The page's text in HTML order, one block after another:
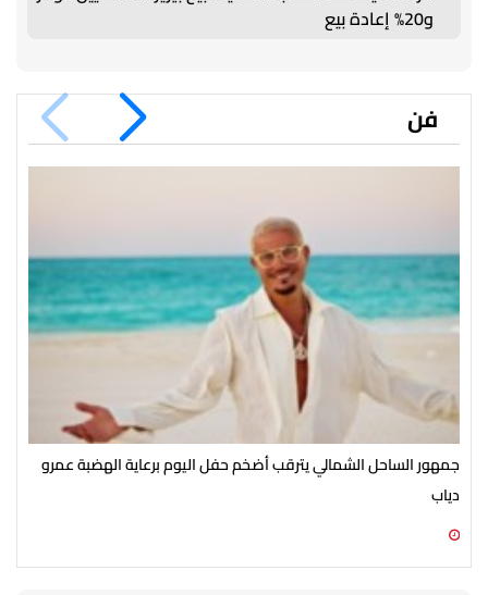
و20% إعادة بيع
فن
جمهور الساحل الشمالي يترقب أضخم حفل اليوم برعاية الهضبة عمرو
دياب